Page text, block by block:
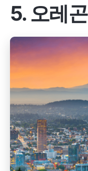
5. 오레곤